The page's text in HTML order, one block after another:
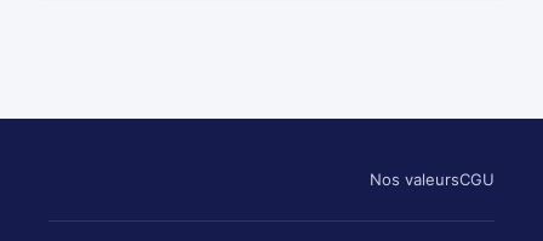
Nos valeursCGU